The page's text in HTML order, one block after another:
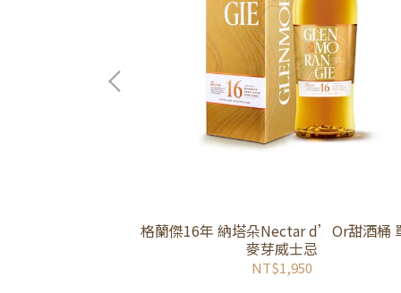
格蘭傑16年 納塔朵Nectar d’Or甜酒桶
麥芽威士忌
NT$1,950